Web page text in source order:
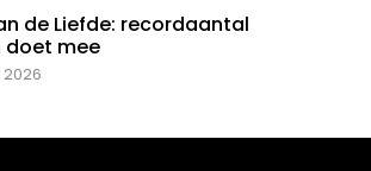
de Liefde: recordaantal
doet mee